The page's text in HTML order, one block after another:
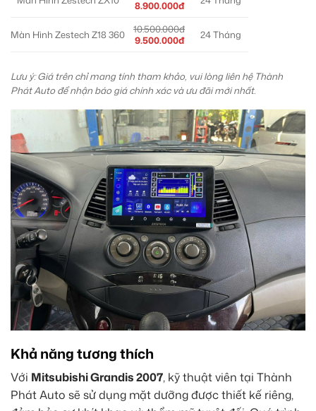
8.900.000đ
Màn Hình Zestech Z18 360
10.500.000đ
9.500.000đ
24 Tháng
Lưu ý: Giá trên chỉ mang tính tham khảo, vui lòng liên hệ Thành
Phát Auto để nhận báo giá chính xác và ưu đãi mới nhất.
Khả năng tương thích
Với Mitsubishi Grandis 2007, kỹ thuật viên tại Thành
Phát Auto sẽ sử dụng mặt dưỡng được thiết kế riêng,